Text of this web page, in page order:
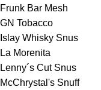
Frunk Bar Mesh
GN Tobacco
Islay Whisky Snus
La Morenita
Lenny´s Cut Snus
McChrystal's Snuff